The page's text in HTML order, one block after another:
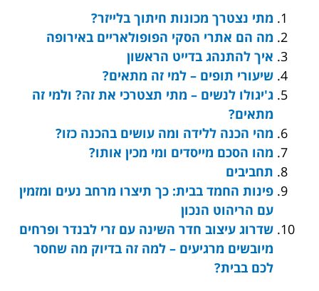
מתי נצטרך מכונות חיתוך בלייזר?
מה הם אתרי הסקי הפופולאריים באירופה
איך להתנהג בדייט הראשון
שיעורי תופים – למי זה מתאים?
ג'יגולו לנשים – מתי תצטרכי את זה? ולמי זה
מתאים?
מהי הכנה ללידה ומה עושים בהכנה כזו?
מהו הסכם מייסדים ומי מכין אותו?
תחביבים
פינות החמד בבית: כך תיצרו מרחב נעים ומזמין
עם הריהוט הנכון
שדרוג עיצוב חדר השינה עם זרי לבנדר ופרחים
מיובשים מרגיעים – למה זה בדיוק מה שחסר
לכם בבית?